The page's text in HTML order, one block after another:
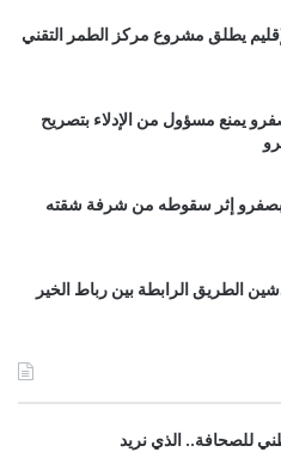
يطلق مشروع مركز الطمر التقني
يمنع مسؤول من الإدلاء بتصريح
إثر سقوطه من شرفة شقته
الطريق الرابطة بين رباط الخير
للصحافة.. الذي نريد